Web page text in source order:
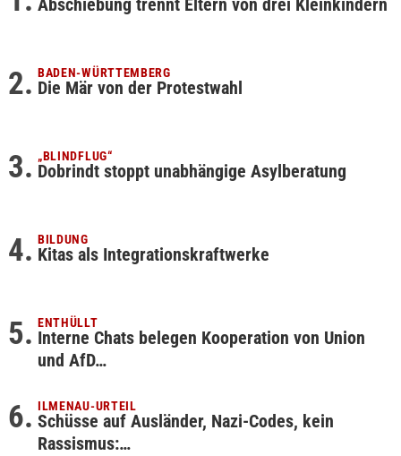
Abschiebung trennt Eltern von drei Kleinkindern
BADEN-WÜRTTEMBERG
Die Mär von der Protestwahl
„BLINDFLUG“
Dobrindt stoppt unabhängige Asylberatung
BILDUNG
Kitas als Integrationskraftwerke
ENTHÜLLT
Interne Chats belegen Kooperation von Union
und AfD…
ILMENAU-URTEIL
Schüsse auf Ausländer, Nazi-Codes, kein
Rassismus:…